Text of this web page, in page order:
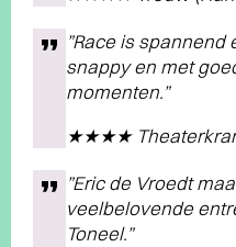
”Race is spannend
snappy en met
momenten.”
★★★★
”Eric de Vroedt
veelbelovende
Toneel.”